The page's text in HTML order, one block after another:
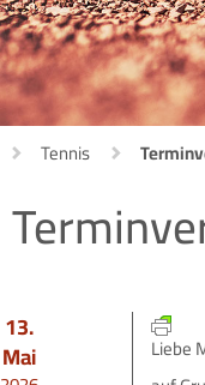
Tennis
13.
Mai
Liebe